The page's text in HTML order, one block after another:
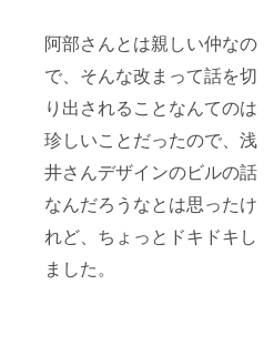
阿部さんとは親しい仲なの
で、そんな改まって話を切
り出されることなんてのは
珍しいことだったので、浅
井さんデザインのビルの話
なんだろうなとは思ったけ
れど、ちょっとドキドキし
ました。